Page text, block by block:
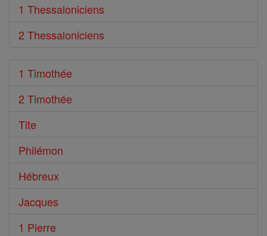
1 Thessaloniciens
2 Thessaloniciens
1 Timothée
2 Timothée
Tite
Philémon
Hébreux
Jacques
1 Pierre